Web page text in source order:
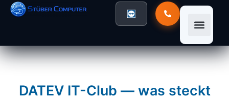
DATEV IT-Club — was steckt